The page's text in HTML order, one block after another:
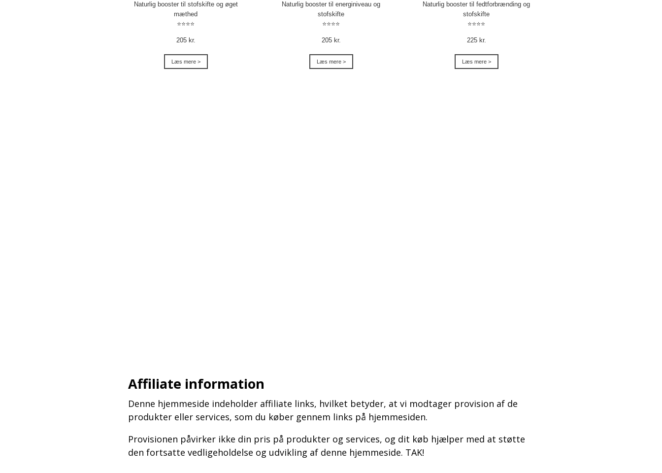
Naturlig booster til stofskifte og øget
mæthed
⭐⭐⭐⭐
205 kr.
Læs mere >
Naturlig booster til energiniveau og
stofskifte
⭐⭐⭐⭐
205 kr.
Læs mere >
Naturlig booster til fedtforbrænding og
stofskifte
⭐⭐⭐⭐
225 kr.
Læs mere >
Affiliate information
Denne hjemmeside indeholder affiliate links, hvilket betyder, at vi modtager provision af de
produkter eller services, som du køber gennem links på hjemmesiden.
Provisionen påvirker ikke din pris på produkter og services, og dit køb hjælper med at støtte
den fortsatte vedligeholdelse og udvikling af denne hjemmeside. TAK!